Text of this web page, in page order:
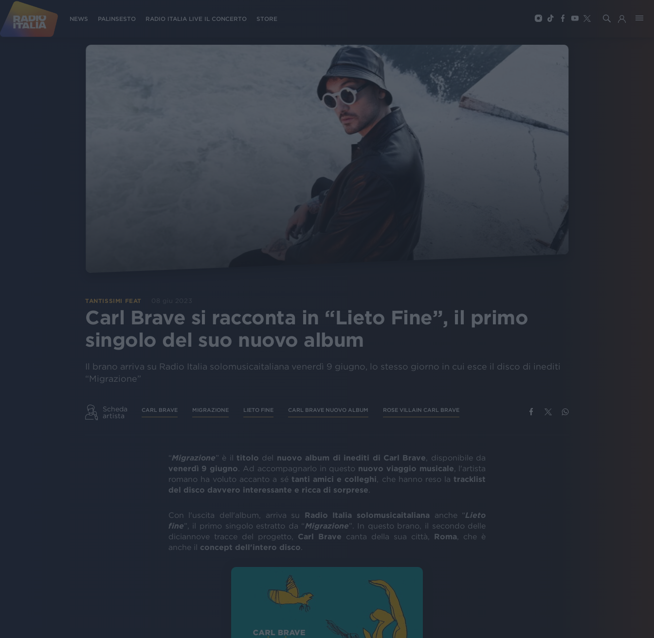
NEWS PALINSESTO RADIO ITALIA LIVE IL CONCERTO STORE
TANTISSIMI FEAT 08 giu 2023
Carl Brave si racconta in “Lieto Fine”, il primo
singolo del suo nuovo album
Il brano arriva su Radio Italia solomusicaitaliana venerdì 9 giugno, lo stesso giorno in cui esce il disco di inediti
“Migrazione”
Scheda
artista
CARL BRAVE MIGRAZIONE LIETO FINE CARL BRAVE NUOVO ALBUM ROSE VILLAIN CARL BRAVE
“Migrazione” è il titolo del nuovo album di inediti di Carl Brave , disponibile da
venerdì 9 giugno . Ad accompagnarlo in questo nuovo viaggio musicale , l'artista
romano ha voluto accanto a sétanti amici e colleghi , che hanno reso la tracklist
del disco davvero interessante e ricca di sorprese
Con l'uscita dell'album, arriva su Radio Italia solomusicaitaliana anche “Lieto
fine”, il primo singolo estratto da “Migrazione”. In questo brano, il secondo delle
diciannove tracce del progetto,
Carl Brave canta della sua città, Roma , che è
anche il concept dell'intero disco